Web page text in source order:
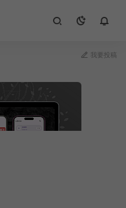
我要投稿